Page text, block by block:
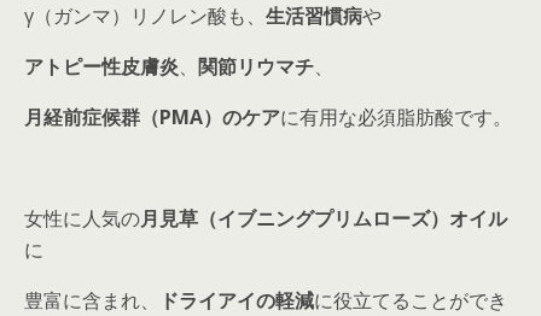
γ（ガンマ）リノレン酸も、 生活習慣病や
アトピー性皮膚炎、 関節リウマチ、
月経前症候群（PMA）のケアに有用な必須脂肪酸です。
女性に人気の月見草（イブニングプリムローズ）オイル
に
豊富に含まれ、
ドライアイの軽減に役立てることができ